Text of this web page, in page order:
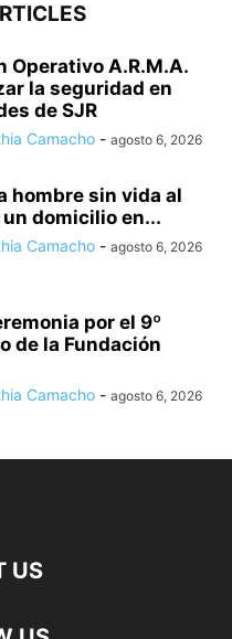
Operativo A.R.M.A.
la seguridad en
de SJR
Camacho - agosto 6, 2026
hombre sin vida al
domicilio en...
Camacho - agosto 6, 2026
por el 9º
de la Fundación
Camacho - agosto 6, 2026
US